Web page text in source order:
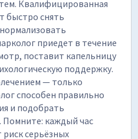
Квалифицированная
быстро снять
приедет в течение
поставит капельницу
поддержку.
— только
способен правильно
и подобрать
каждый час
серьёзных